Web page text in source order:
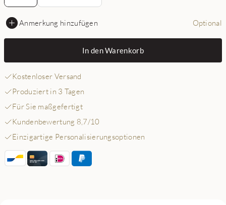
Anmerkung hinzufügen Optional
In den Warenkorb
Kostenloser Versand
Produziert in 3 Tagen
Für Sie maßgefertigt
Kundenbewertung 8,7/10
Einzigartige Personalisierungsoptionen